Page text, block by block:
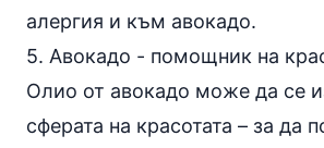
алергия и към авокадо.
5. Авокадо - помощник на
Олио от авокадо може да се
сферата на красотата – за да